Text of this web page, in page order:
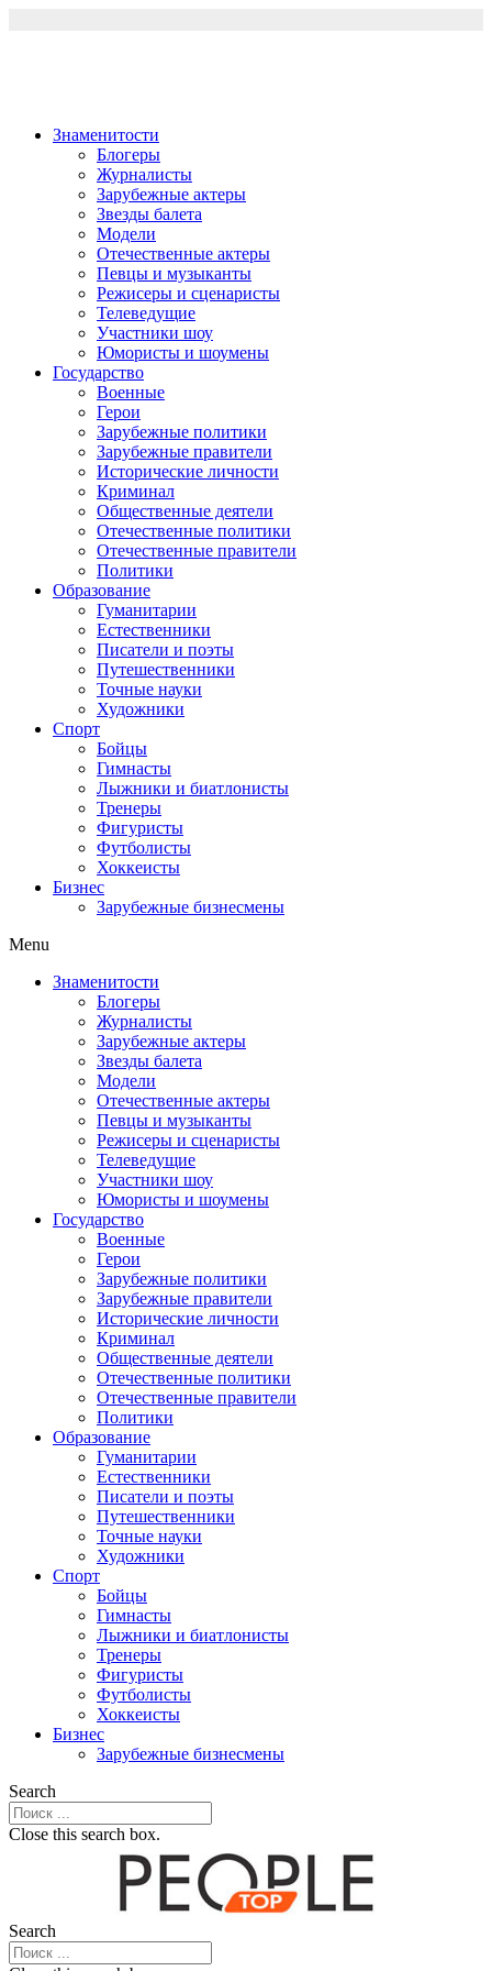
Знаменитости
Блогеры
Журналисты
Зарубежные актеры
Звезды балета
Модели
Отечественные актеры
Певцы и музыканты
Режисеры и сценаристы
Телеведущие
Участники шоу
Юмористы и шоумены
Государство
Военные
Герои
Зарубежные политики
Зарубежные правители
Исторические личности
Криминал
Общественные деятели
Отечественные политики
Отечественные правители
Политики
Образование
Гуманитарии
Естественники
Писатели и поэты
Путешественники
Точные науки
Художники
Спорт
Бойцы
Гимнасты
Лыжники и биатлонисты
Тренеры
Фигуристы
Футболисты
Хоккеисты
Бизнес
Зарубежные бизнесмены
Menu
Знаменитости
Блогеры
Журналисты
Зарубежные актеры
Звезды балета
Модели
Отечественные актеры
Певцы и музыканты
Режисеры и сценаристы
Телеведущие
Участники шоу
Юмористы и шоумены
Государство
Военные
Герои
Зарубежные политики
Зарубежные правители
Исторические личности
Криминал
Общественные деятели
Отечественные политики
Отечественные правители
Политики
Образование
Гуманитарии
Естественники
Писатели и поэты
Путешественники
Точные науки
Художники
Спорт
Бойцы
Гимнасты
Лыжники и биатлонисты
Тренеры
Фигуристы
Футболисты
Хоккеисты
Бизнес
Зарубежные бизнесмены
Search
Close this search box.
Search